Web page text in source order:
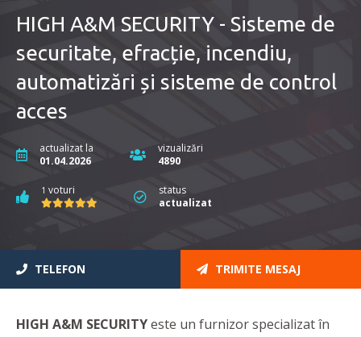
HIGH A&M SECURITY - Sisteme de
securitate, efracție, incendiu,
automatizări și sisteme de control
acces
actualizat la
01.04.2026
vizualizări
4890
1 voturi
status
actualizat
TELEFON TRIMITE MESAJ
HIGH A&M SECURITYeste un furnizor specializat în